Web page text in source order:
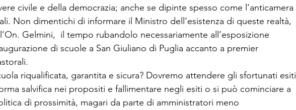
civile e della democrazia; anche se dipinte spesso come l’anticamera
Non dimentichi di informare il Ministro dell’esistenza di queste realtà,
Gelmini,  il tempo rubandolo necessariamente all’esposizione
di scuole a San Giuliano di Puglia accanto a premier
riqualificata, garantita e sicura? Dovremo attendere gli sfortunati esiti
salvifica nei propositi e fallimentare negli esiti o si può cominciare a
di prossimità, magari da parte di amministratori meno